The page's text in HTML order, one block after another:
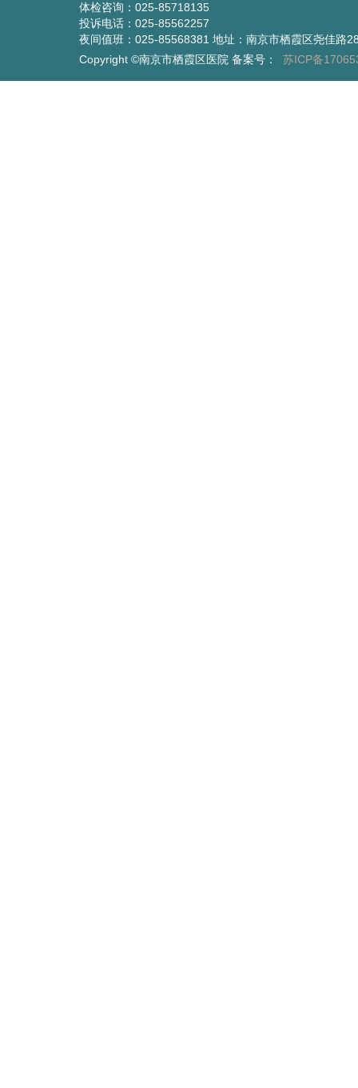
体检咨询：025-85718135
投诉电话：025-85562257
夜间值班：025-85568381 地址：南京市栖霞区尧佳路
Copyright ©南京市栖霞区医院 备案号：
苏ICP备